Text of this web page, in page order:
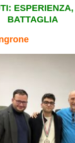
ESPERIENZA,
BATTAGLIA